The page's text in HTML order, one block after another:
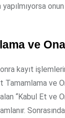
yapılmıyorsa
ve
kayıt
Tamamlama ve
“Kabul Et ve